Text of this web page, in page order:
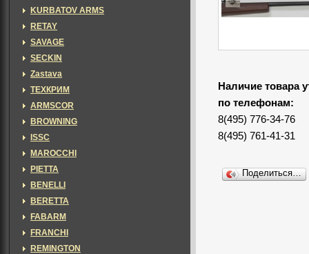
Наличие товара
по телефонам:
8(495) 776-34-76
8(495) 761-41-31
Поделиться…
KURBATOV ARMS
RETAY
SAVAGE
SECKIN
Zastava
ТЕХКРИМ
ARMSCOR
BROWNING
ISSC
MAROCCHI
PIETTA
BENELLI
BERETTA
FABARM
FRANCHI
REMINGTON